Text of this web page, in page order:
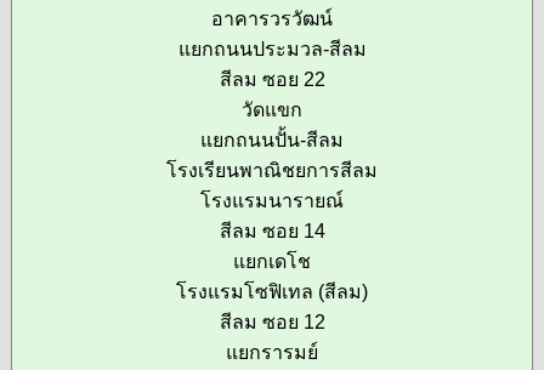
อาคารวรวัฒน์
แยกถนนประมวล-สีลม
สีลม ซอย 22
วัดแขก
แยกถนนปั้น-สีลม
โรงเรียนพาณิชยการสีลม
โรงแรมนารายณ์
สีลม ซอย 14
แยกเดโช
โรงแรมโซฟิเทล (สีลม)
สีลม ซอย 12
แยกรารมย์